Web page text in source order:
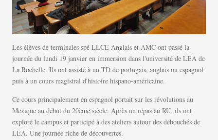
Les élèves de terminales spé LLCE Anglais et AMC ont passé la
journée du lundi 19 janvier en immersion dans l'université de LEA de
La Rochelle. Ils ont assisté à un TD de portugais, anglais ou espagnol
puis à un cours magistral d'histoire hispano-américaine.
Ce cours principalement en espagnol portait sur les révolutions au
Mexique au début du 20ème siècle. Après un repas au RU, ils ont
exploré le campus et participé à des ateliers autour des débouchés de
LEA. Une journée riche de découvertes.